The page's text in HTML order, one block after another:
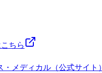
ちら
・メディカル（公式サイト